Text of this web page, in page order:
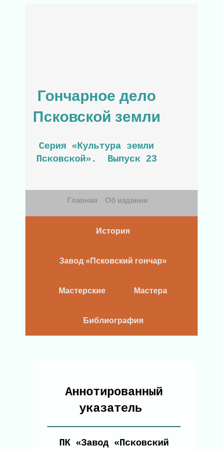
Гончарное дело
Псковской земли
Серия «Культура земли
Псковской». Выпуск 23
Главная Об издании
История
Завод «Псковский гончар»
Мастерские Мастера
Библиография
Аннотированный
указатель
ПК «Завод «Псковский